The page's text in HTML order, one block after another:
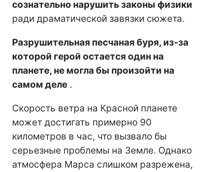
сознательно нарушить законы физики
ради драматической завязки сюжета.
Разрушительная песчаная буря, из-за
которой герой остается один на
планете, не могла бы произойти на
самом деле .
Скорость ветра на Красной планете
может достигать примерно 90
километров в час, что вызвало бы
серьезные проблемы на Земле. Однако
атмосфера Марса слишком разрежена,